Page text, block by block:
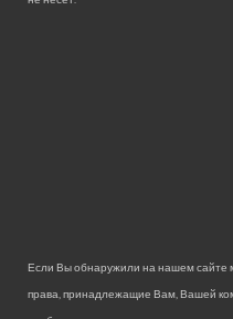
Если Вы обнаружили на нашем сайте
права, принадлежащие Вам, Вашей